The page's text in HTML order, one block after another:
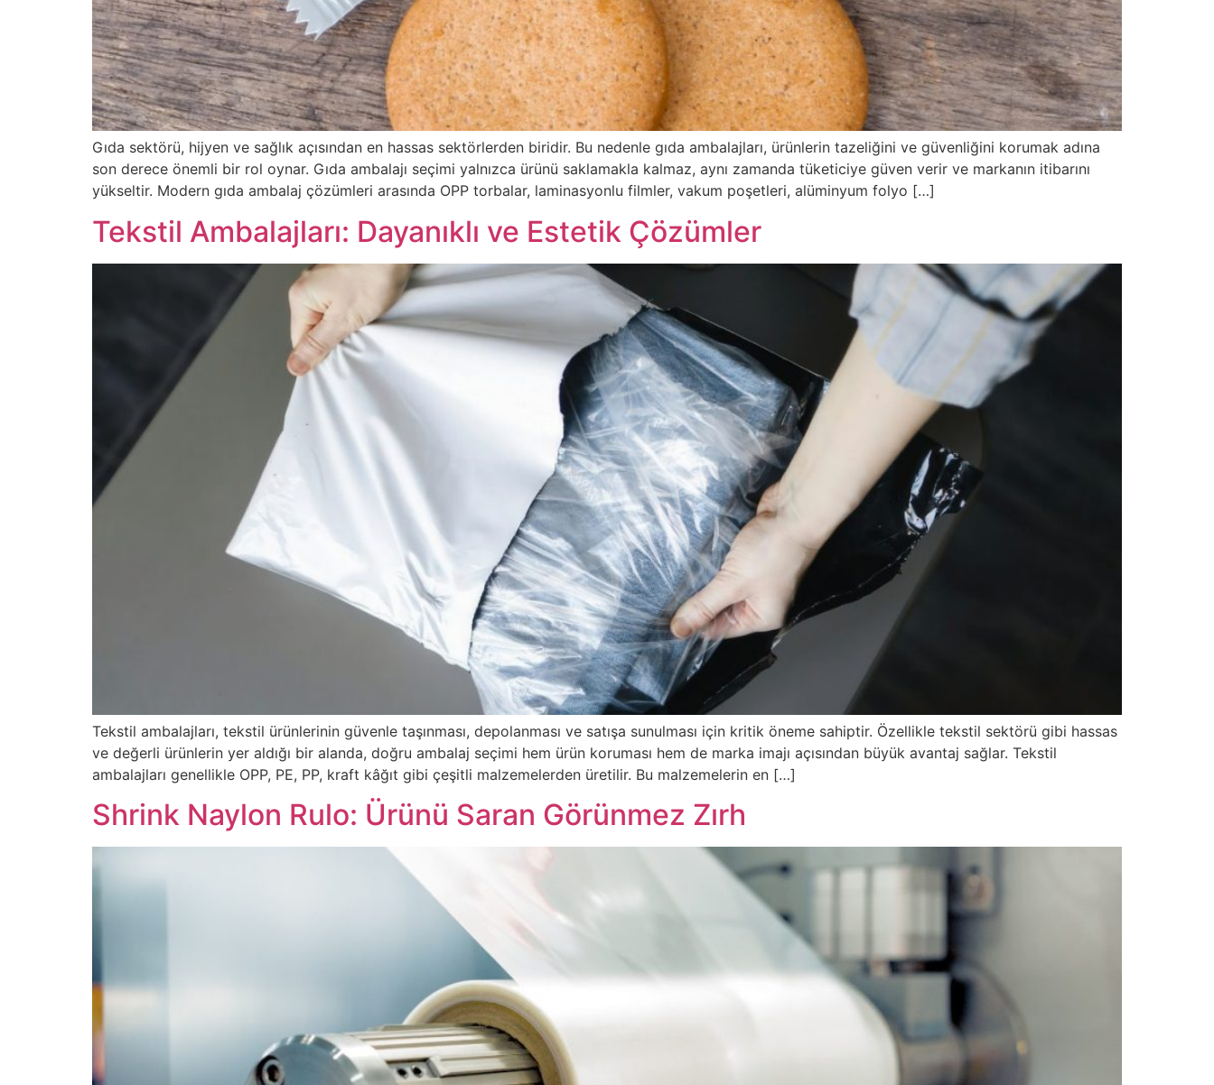
Gıda sektörü, hijyen ve sağlık açısından en hassas sektörlerden biridir. Bu nedenle gıda ambalajları, ürünlerin tazeliğini ve güvenliğini korumak adına
son derece önemli bir rol oynar. Gıda ambalajı seçimi yalnızca ürünü saklamakla kalmaz, aynı zamanda tüketiciye güven verir ve markanın itibarını
yükseltir. Modern gıda ambalaj çözümleri arasında OPP torbalar, laminasyonlu filmler, vakum poşetleri, alüminyum folyo […]
Tekstil Ambalajları: Dayanıklı ve Estetik Çözümler
Tekstil ambalajları, tekstil ürünlerinin güvenle taşınması, depolanması ve satışa sunulması için kritik öneme sahiptir. Özellikle tekstil sektörü gibi hassas
ve değerli ürünlerin yer aldığı bir alanda, doğru ambalaj seçimi hem ürün koruması hem de marka imajı açısından büyük avantaj sağlar. Tekstil
ambalajları genellikle OPP, PE, PP, kraft kâğıt gibi çeşitli malzemelerden üretilir. Bu malzemelerin en […]
Shrink Naylon Rulo: Ürünü Saran Görünmez Zırh